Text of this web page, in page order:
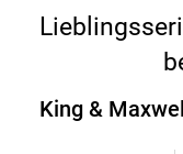
King &